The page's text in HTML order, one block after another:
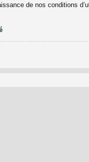
de nos conditions